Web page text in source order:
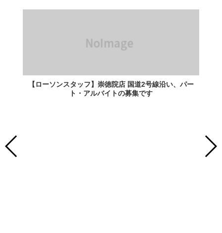
【ローソンスタッフ】崇徳院店 国道2号線沿い、パー
ト・アルバイトの募集です